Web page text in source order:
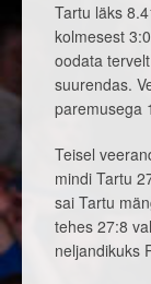
Tartu läks
kolmesest
oodata
suurendas.
paremusega
Teisel
mindi Tartu
sai Tartu
tehes 27:8
neljandikuks